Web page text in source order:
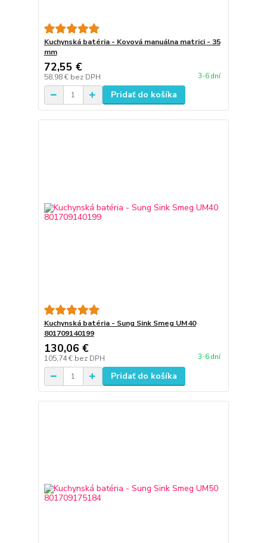
Kuchynská batéria - Kovová manuálna matrici - 35
mm
72,55 €
58,98 € bez DPH 3-6 dní
Pridať do košíka
Kuchynská batéria - Sung Sink Smeg UM40
801709140199
130,06 €
105,74 € bez DPH 3-6 dní
Pridať do košíka